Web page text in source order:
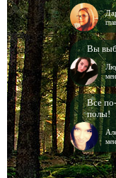
Вы
Все
полы!